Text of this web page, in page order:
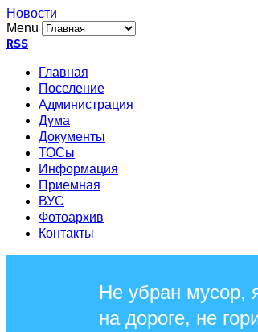
Новости
Menu
RSS
Главная
Поселение
Администрация
Дума
Документы
ТОСы
Информация
Приемная
ВУС
Фотоархив
Контакты
Не убран мусор,
на дороге, не